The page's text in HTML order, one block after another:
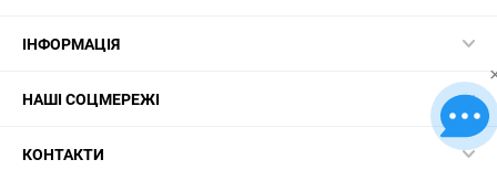
ІНФОРМАЦІЯ
НАШІ СОЦМЕРЕЖІ
КОНТАКТИ